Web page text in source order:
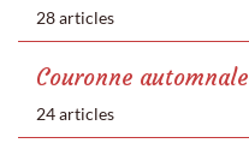
28 articles
Couronne automnale
24 articles